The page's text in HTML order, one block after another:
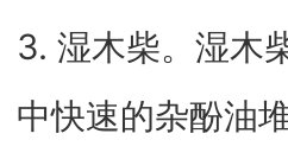
3. 湿木柴。湿木
中快速的杂酚油